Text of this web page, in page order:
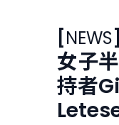
[NEWS]
女子
持者